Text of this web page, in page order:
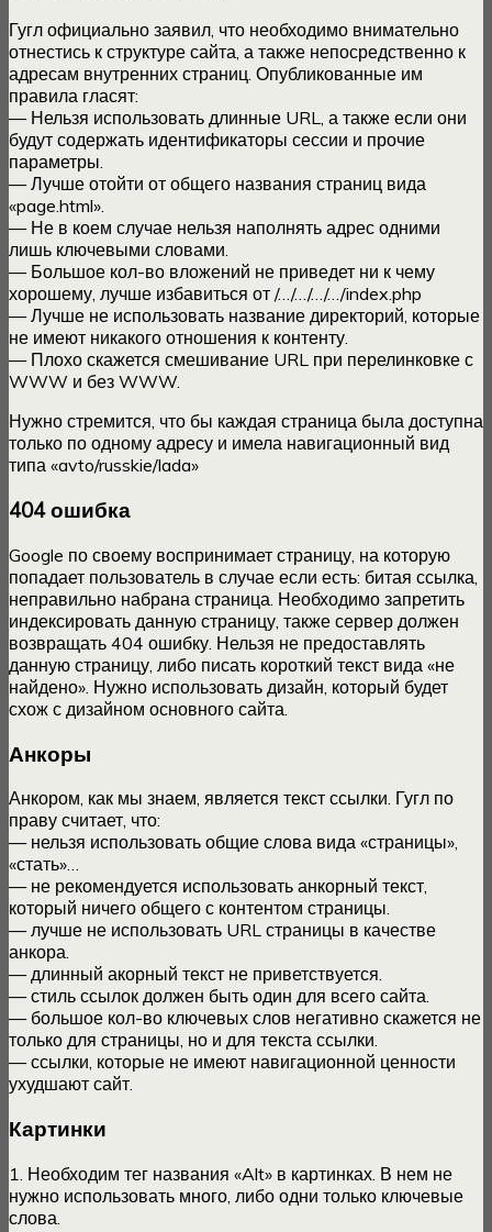
Гугл официально заявил, что необходимо внимательно
отнестись к структуре сайта, а также непосредственно к
адресам внутренних страниц. Опубликованные им
правила гласят:
— Нельзя использовать длинные URL, а также если они
будут содержать идентификаторы сессии и прочие
параметры.
— Лучше отойти от общего названия страниц вида
«page.html».
— Не в коем случае нельзя наполнять адрес одними
лишь ключевыми словами.
— Большое кол-во вложений не приведет ни к чему
хорошему, лучше избавиться от /…/…/…/…/index.php
— Лучше не использовать название директорий, которые
не имеют никакого отношения к контенту.
— Плохо скажется смешивание URL при перелинковке с
WWW и без WWW.
Нужно стремится, что бы каждая страница была доступна
только по одному адресу и имела навигационный вид
типа «avto/russkie/lada»
404 ошибка
Google по своему воспринимает страницу, на которую
попадает пользователь в случае если есть: битая ссылка,
неправильно набрана страница. Необходимо запретить
индексировать данную страницу, также сервер должен
возвращать 404 ошибку. Нельзя не предоставлять
данную страницу, либо писать короткий текст вида «не
найдено». Нужно использовать дизайн, который будет
схож с дизайном основного сайта.
Анкоры
Анкором, как мы знаем, является текст ссылки. Гугл по
праву считает, что:
— нельзя использовать общие слова вида «страницы»,
«стать»…
— не рекомендуется использовать анкорный текст,
который ничего общего с контентом страницы.
— лучше не использовать URL страницы в качестве
анкора.
— длинный акорный текст не приветствуется.
— стиль ссылок должен быть один для всего сайта.
— большое кол-во ключевых слов негативно скажется не
только для страницы, но и для текста ссылки.
— ссылки, которые не имеют навигационной ценности
ухудшают сайт.
Картинки
1. Необходим тег названия «Alt» в картинках. В нем не
нужно использовать много, либо одни только ключевые
слова.